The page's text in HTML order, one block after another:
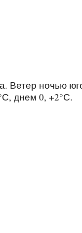
Ветер ночью
днем 0, +2°С.